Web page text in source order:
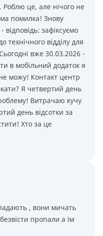
Роблю це, але нічого не
помилка! Знову
зафіксуємо
відділу для
вже 30.03.2026 -
в мобільний додаток я
можу! Контакт центр
Я четвертий день
Витрачаю кучу
день відсотки за
Хто за це
, вони мичать
пропали а їм